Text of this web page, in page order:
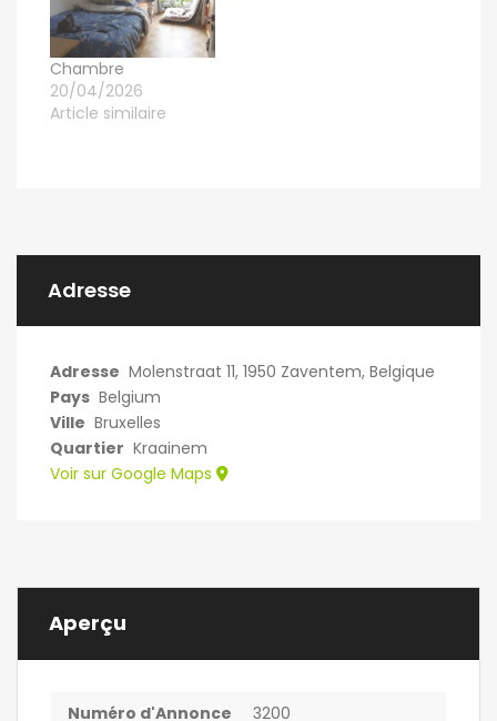
Chambre
20/04/2026
Article similaire
Adresse
Adresse Molenstraat 11, 1950 Zaventem, Belgique
Pays Belgium
Ville Bruxelles
Quartier Kraainem
Voir sur Google Maps
Aperçu
Numéro d'Annonce 3200